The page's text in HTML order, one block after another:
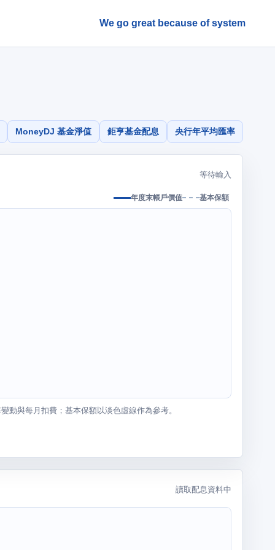
We go great because of system
MoneyDJ 基金淨值 鉅亨基金配息 央行年平均匯率
等待輸入
年度末帳戶價值 基本保額
動與每月扣費；基本保額以淡色虛線作為參考。
讀取配息資料中